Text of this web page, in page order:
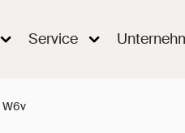
Service